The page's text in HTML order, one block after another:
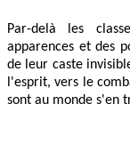
Par-delà les
apparences et des
de leur caste
l'esprit, vers le
sont au monde s'en